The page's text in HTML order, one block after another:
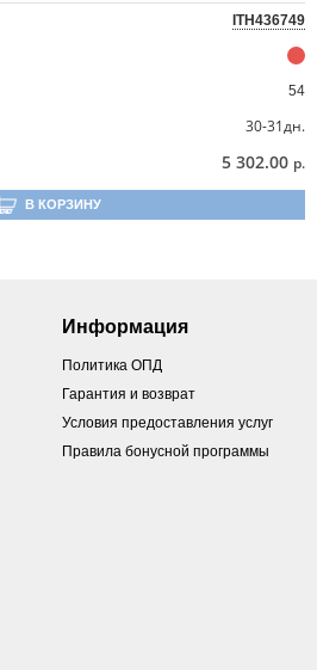
ITH436749
54
30-31дн.
5 302.00 р.
В КОРЗИНУ
Информация
Политика ОПД
Гарантия и возврат
Условия предоставления услуг
Правила бонусной программы